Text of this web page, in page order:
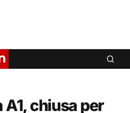
chiusa per